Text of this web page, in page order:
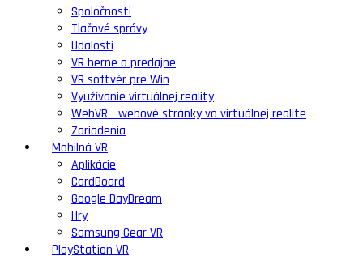
Spoločnosti
Tlačové správy
Udalosti
VR herne a predajne
VR softvér pre Win
Využívanie virtuálnej reality
WebVR - webové stránky vo virtuálnej realite
Zariadenia
Mobilná VR
Aplikácie
CardBoard
Google DayDream
Hry
Samsung Gear VR
PlayStation VR